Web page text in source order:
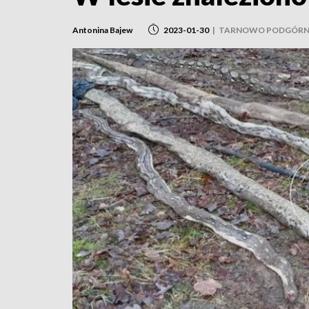
Antonina Bajew 2023-01-30 | TARNOWO